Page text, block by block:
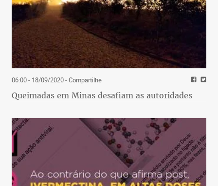
06:00 - 18/09/2020- Compartilhe
Queimadas em Minas desafiam as autoridades